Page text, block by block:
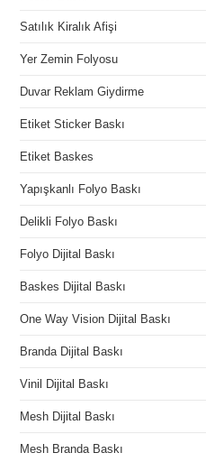
Satılık Kiralık Afişi
Yer Zemin Folyosu
Duvar Reklam Giydirme
Etiket Sticker Baskı
Etiket Baskes
Yapışkanlı Folyo Baskı
Delikli Folyo Baskı
Folyo Dijital Baskı
Baskes Dijital Baskı
One Way Vision Dijital Baskı
Branda Dijital Baskı
Vinil Dijital Baskı
Mesh Dijital Baskı
Mesh Branda Baskı